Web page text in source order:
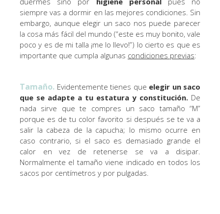
siempre vas a dormir en las mejores condiciones. Sin
embargo, aunque elegir un saco nos puede parecer
la cosa más fácil del mundo (“este es muy bonito, vale
poco y es de mi talla ¡me lo llevo!”) lo cierto es que es
importante que cumpla algunas condiciones previas:
Tamaño. Evidentemente tienes que elegir un saco
que se adapte a tu estatura y constitución. De
nada sirve que te compres un saco tamaño “M”
porque es de tu color favorito si después se te va a
salir la cabeza de la capucha; lo mismo ocurre en
caso contrario, si el saco es demasiado grande el
calor en vez de retenerse se va a disipar.
Normalmente el tamaño viene indicado en todos los
sacos por centímetros y por pulgadas.